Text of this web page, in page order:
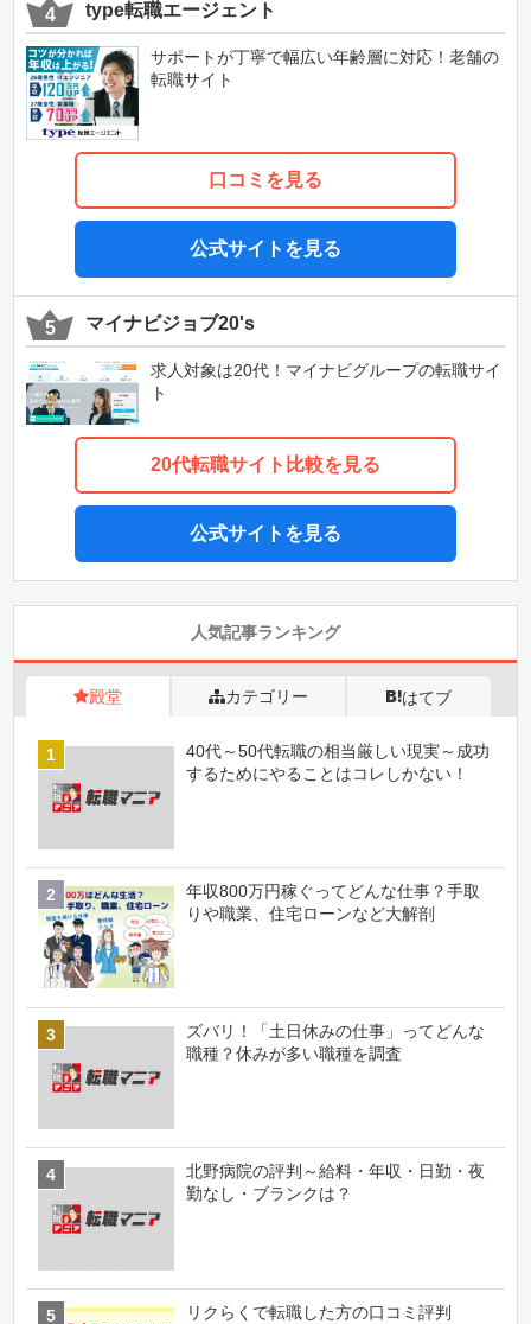
type転職エージェント
サポートが丁寧で幅広い年齢層に対応！老舗の
転職サイト
口コミを見る
公式サイトを見る
マイナビジョブ20's
求人対象は20代！マイナビグループの転職サイ
ト
20代転職サイト比較を見る
公式サイトを見る
人気記事ランキング
殿堂 カテゴリー はてブ
40代～50代転職の相当厳しい現実～成功
するためにやることはコレしかない！
年収800万円稼ぐってどんな仕事？手取
りや職業、住宅ローンなど大解剖
ズバリ！「土日休みの仕事」ってどんな
職種？休みが多い職種を調査
北野病院の評判～給料・年収・日勤・夜
勤なし・ブランクは？
リクらくで転職した方の口コミ評判